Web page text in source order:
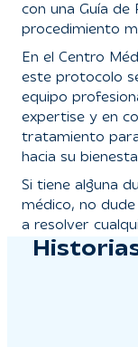
con una Guía de
procedimiento
En el Centro
este protocolo
equipo
expertise y en
tratamiento
hacia su
Si tiene alguna
médico, no
a resolver